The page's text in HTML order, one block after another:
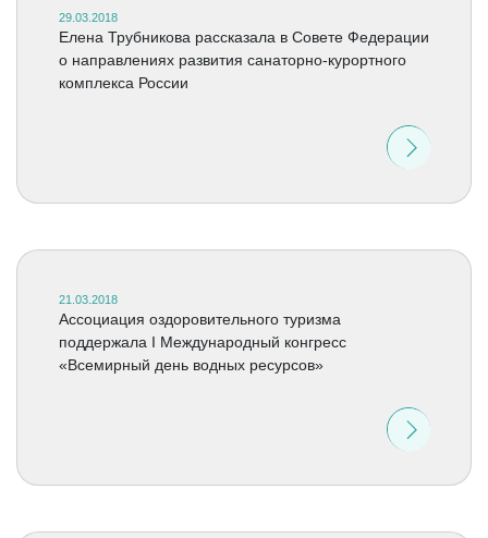
29.03.2018
Елена Трубникова рассказала в Совете Федерации
о направлениях развития санаторно-курортного
комплекса России
21.03.2018
Ассоциация оздоровительного туризма
поддержала I Международный конгресс
«Всемирный день водных ресурсов»